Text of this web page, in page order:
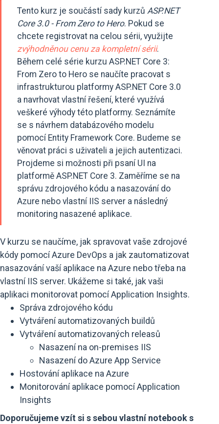
Tento kurz je součástí sady kurzů ASP.NET
Core 3.0 - From Zero to Hero. Pokud se
chcete registrovat na celou sérii, využijte
zvýhodněnou cenu za kompletní sérii.
Během celé série kurzu ASP.NET Core 3:
From Zero to Hero se naučíte pracovat s
infrastrukturou platformy ASP.NET Core 3.0
a navrhovat vlastní řešení, které využívá
veškeré výhody této platformy. Seznámíte
se s návrhem databázového modelu
pomocí Entity Framework Core. Budeme se
věnovat práci s uživateli a jejich autentizaci.
Projdeme si možnosti při psaní UI na
platformě ASP.NET Core 3. Zaměříme se na
správu zdrojového kódu a nasazování do
Azure nebo vlastní IIS server a následný
monitoring nasazené aplikace.
V kurzu se naučíme, jak spravovat vaše zdrojové
kódy pomocí Azure DevOps a jak zautomatizovat
nasazování vaší aplikace na Azure nebo třeba na
vlastní IIS server. Ukážeme si také, jak vaši
aplikaci monitorovat pomocí Application Insights.
Správa zdrojového kódu
Vytváření automatizovaných buildů
Vytváření automatizovaných releasů
Nasazení na on-premises IIS
Nasazení do Azure App Service
Hostování aplikace na Azure
Monitorování aplikace pomocí Application
Insights
Doporučujeme vzít si s sebou vlastní notebook s